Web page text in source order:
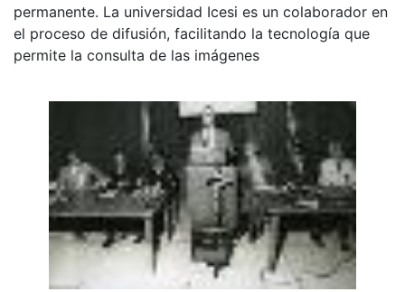
permanente. La universidad Icesi es un colaborador en
el proceso de difusión, facilitando la tecnología que
permite la consulta de las imágenes